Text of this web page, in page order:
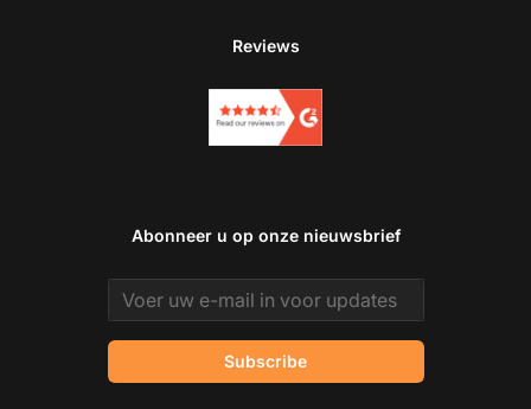
Reviews
Abonneer u op onze nieuwsbrief
Email address
Subscribe